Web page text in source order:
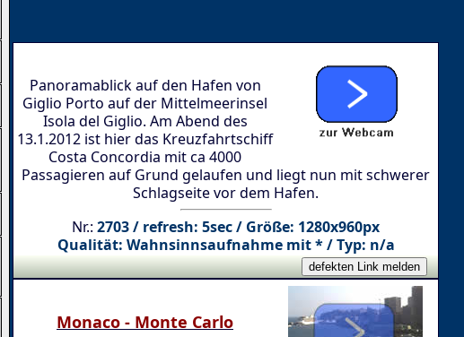
Panoramablick auf den Hafen von
Giglio Porto auf der Mittelmeerinsel
Isola del Giglio. Am Abend des
13.1.2012 ist hier das Kreuzfahrtschiff
Costa Concordia mit ca 4000
Passagieren auf Grund gelaufen und liegt nun mit schwerer
Schlagseite vor dem Hafen.
Nr.: 2703 / refresh: 5sec / Größe: 1280x960px
Qualität: Wahnsinnsaufnahme mit * / Typ: n/a
Monaco - Monte Carlo